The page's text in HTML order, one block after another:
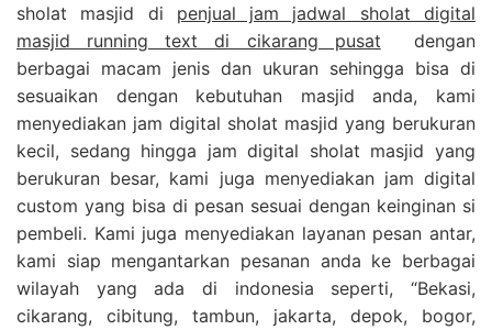
sholat masjid di penjual jam jadwal sholat digital
masjid running text di cikarang pusat dengan
berbagai macam jenis dan ukuran sehingga bisa di
sesuaikan dengan kebutuhan masjid anda, kami
menyediakan jam digital sholat masjid yang berukuran
kecil, sedang hingga jam digital sholat masjid yang
berukuran besar, kami juga menyediakan jam digital
custom yang bisa di pesan sesuai dengan keinginan si
pembeli. Kami juga menyediakan layanan pesan antar,
kami siap mengantarkan pesanan anda ke berbagai
wilayah yang ada di indonesia seperti, “Bekasi,
cikarang, cibitung, tambun, jakarta, depok, bogor,